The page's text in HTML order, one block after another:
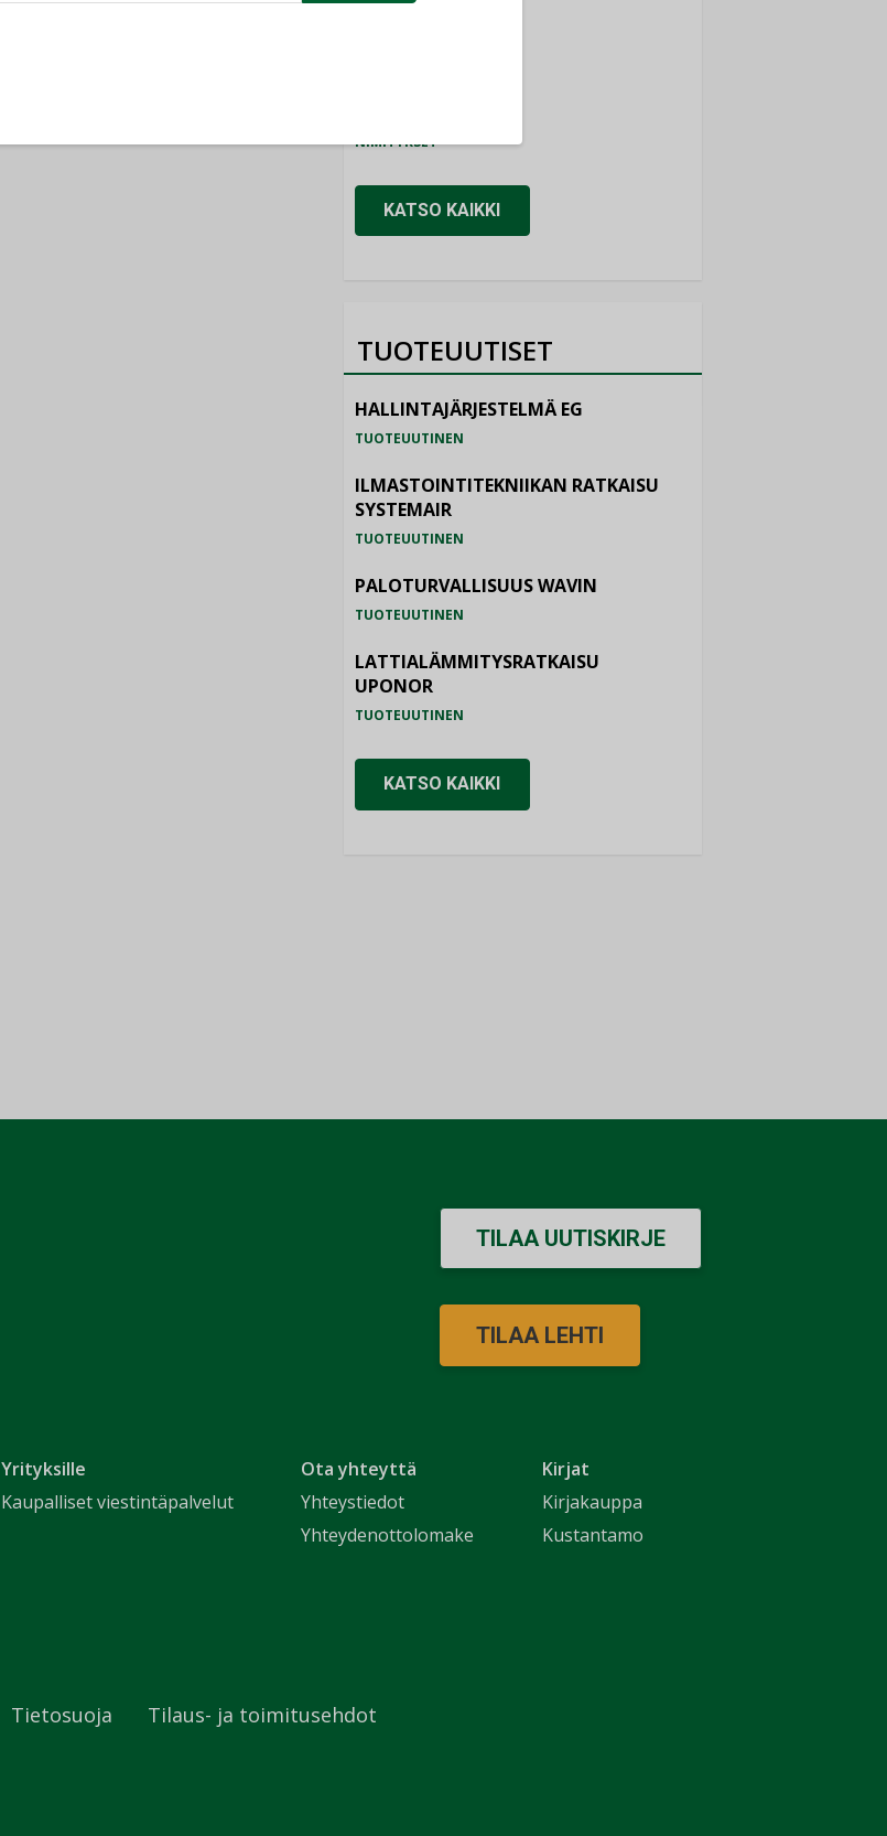
NIMITYKSET
KATSO KAIKKI
TUOTEUUTISET
HALLINTAJÄRJESTELMÄ EG
TUOTEUUTINEN
ILMASTOINTITEKNIIKAN RATKAISU
SYSTEMAIR
TUOTEUUTINEN
PALOTURVALLISUUS WAVIN
TUOTEUUTINEN
LATTIALÄMMITYSRATKAISU
UPONOR
TUOTEUUTINEN
KATSO KAIKKI
Yrityksille
Kaupalliset viestintäpalvelut
Ota yhteyttä
Yhteystiedot
Yhteydenottolomake
Kirjat
Kirjakauppa
Kustantamo
TILAA UUTISKIRJE
TILAA LEHTI
Tietosuoja Tilaus- ja toimitusehdot